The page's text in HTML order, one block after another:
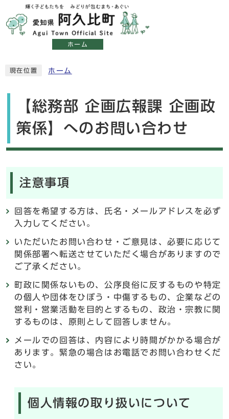
ホーム
現在位置 ホーム
【総務部 企画広報課 企画政
策係】へのお問い合わせ
注意事項
回答を希望する方は、氏名・メールアドレスを必ず
入力してください。
いただいたお問い合わせ・ご意見は、必要に応じて
関係部署へ転送させていただく場合がありますので
ご了承ください。
町政に関係ないもの、公序良俗に反するものや特定
の個人や団体をひぼう・中傷するもの、企業などの
営利・営業活動を目的とするもの、政治・宗教に関
するものは、原則として回答しません。
メールでの回答は、内容により時間がかかる場合が
あります。緊急の場合はお電話でお問い合わせくだ
さい。
個人情報の取り扱いについて